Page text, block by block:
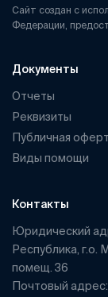
Сайт создан с
Федерации,
Документы
Отчеты
Реквизиты
Публичная
Виды помощи
Контакты
Юридический
Республика, г.о.
помещ. 36
Почтовый